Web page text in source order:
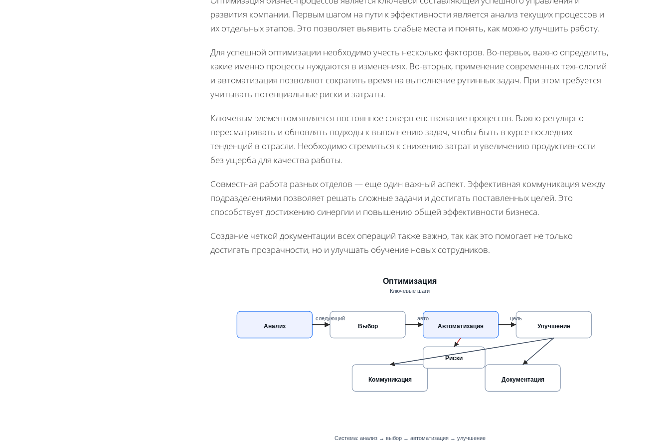
развития компании. Первым шагом на пути к эффективности является анализ текущих процессов и
их отдельных этапов. Это позволяет выявить слабые места и понять, как можно улучшить работу.
Для успешной оптимизации необходимо учесть несколько факторов. Во-первых, важно определить,
какие именно процессы нуждаются в изменениях. Во-вторых, применение современных технологий
и автоматизация позволяют сократить время на выполнение рутинных задач. При этом требуется
учитывать потенциальные риски и затраты.
Ключевым элементом является постоянное совершенствование процессов. Важно регулярно
пересматривать и обновлять подходы к выполнению задач, чтобы быть в курсе последних
тенденций в отрасли. Необходимо стремиться к снижению затрат и увеличению продуктивности
без ущерба для качества работы.
Совместная работа разных отделов — еще один важный аспект. Эффективная коммуникация между
подразделениями позволяет решать сложные задачи и достигать поставленных целей. Это
способствует достижению синергии и повышению общей эффективности бизнеса.
Создание четкой документации всех операций также важно, так как это помогает не только
достигать прозрачности, но и улучшать обучение новых сотрудников.
Оптимизация
Ключевые шаги
Анализ Выбор Автоматизация Улучшение
Коммуникация Документация
Риски
следующий авто цель
Система: анализ → выбор → автоматизация → улучшение